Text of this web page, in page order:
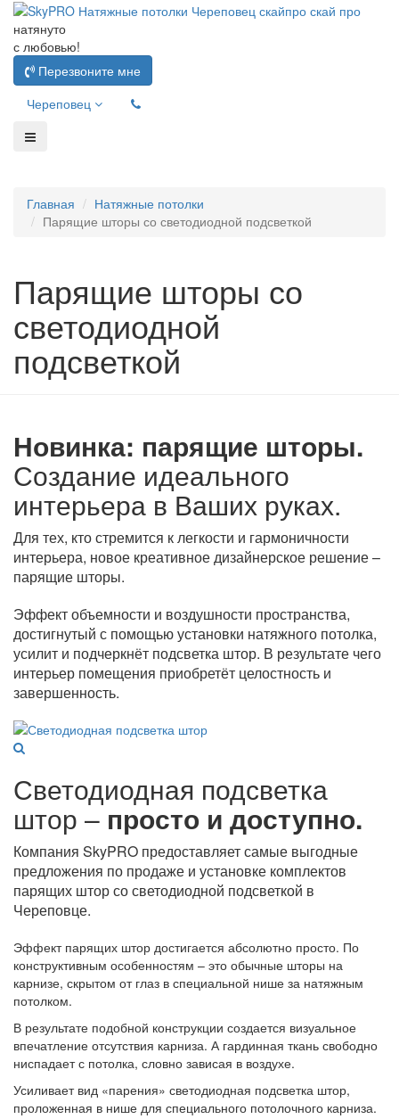
натянуто
с любовью!
Перезвоните мне
Череповец
Главная
Натяжные потолки
Парящие шторы со светодиодной подсветкой
Парящие шторы со
светодиодной
подсветкой
Новинка: парящие шторы.
Создание идеального
интерьера в Ваших руках.
Для тех, кто стремится к легкости и гармоничности
интерьера, новое креативное дизайнерское решение –
парящие шторы.
Эффект объемности и воздушности пространства,
достигнутый с помощью установки натяжного потолка,
усилит и подчеркнёт подсветка штор. В результате чего
интерьер помещения приобретёт целостность и
завершенность.
Светодиодная подсветка
штор –просто и доступно.
Компания SkyPRO предоставляет самые выгодные
предложения по продаже и установке комплектов
парящих штор со светодиодной подсветкой в
Череповце.
Эффект парящих штор достигается абсолютно просто. По
конструктивным особенностям – это обычные шторы на
карнизе, скрытом от глаз в специальной нише за натяжным
потолком.
В результате подобной конструкции создается визуальное
впечатление отсутствия карниза. А гардинная ткань свободно
ниспадает с потолка, словно зависая в воздухе.
Усиливает вид «парения» светодиодная подсветка штор,
проложенная в нише для специального потолочного карниза.